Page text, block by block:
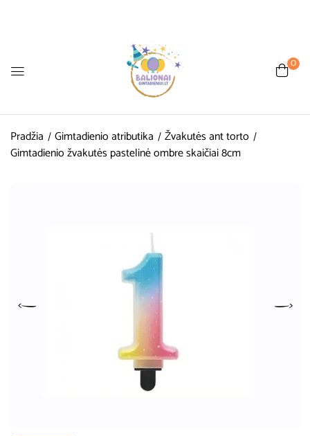
0
Pradžia Gimtadienio atributika
Žvakutės ant torto
Gimtadienio žvakutės pastelinė ombre skaičiai 8cm